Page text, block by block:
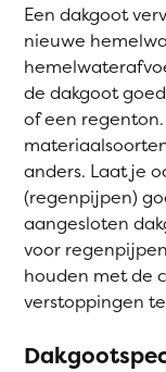
Een dakgoot
nieuwe
de dakgoot
of een
anders. Laat je
(regenpijpen)
aangesloten
voor
houden met de
verstoppingen